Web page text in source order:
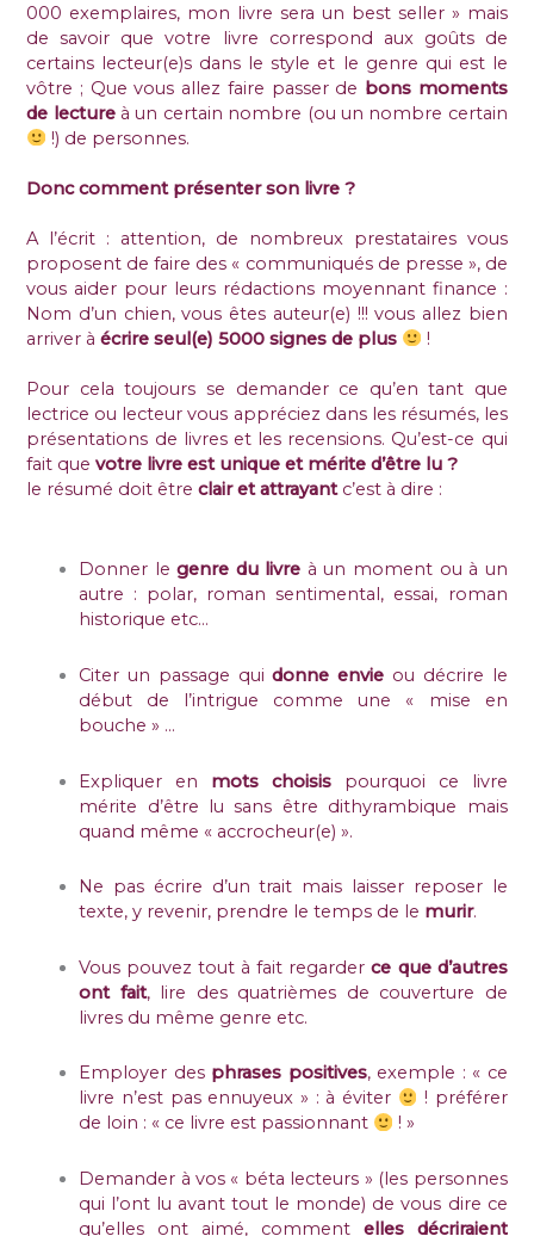
000 exemplaires, mon livre sera un best seller » mais
de savoir que votre livre correspond aux goûts de
certains lecteur(e)s dans le style et le genre qui est le
vôtre ; Que vous allez faire passer de bons moments
de lectureà un certain nombre (ou un nombre certain
!) de personnes.
Donc comment présenter son livre ?
A l’écrit : attention, de nombreux prestataires vous
proposent de faire des « communiqués de presse », de
vous aider pour leurs rédactions moyennant finance :
Nom d’un chien, vous êtes auteur(e) !!! vous allez bien
arriver àécrire seul(e) 5000 signes de plus !
Pour cela toujours se demander ce qu’en tant que
lectrice ou lecteur vous appréciez dans les résumés, les
présentations de livres et les recensions. Qu’est-ce qui
fait quevotre livre est unique et mérite d’être lu ?
le résumé doit êtreclair et attrayantc’est à dire :
Donner le genre du livre à un moment ou à un
autre : polar, roman sentimental, essai, roman
historique etc…
Citer un passage quidonne envie ou décrire le
début de l’intrigue comme une « mise en
bouche » …
Expliquer en mots choisispourquoi ce livre
mérite d’être lu sans être dithyrambique mais
quand même « accrocheur(e) ».
Ne pas écrire d’un trait mais laisser reposer le
texte, y revenir, prendre le temps de le murir.
Vous pouvez tout à fait regarderce que d’autres
ont fait, lire des quatrièmes de couverture de
livres du même genre etc.
Employer desphrases positives, exemple : « ce
livre n’est pas ennuyeux » : à éviter
! préférer
de loin : « ce livre est passionnant
! »
Demander à vos « béta lecteurs » (les personnes
qui l’ont lu avant tout le monde) de vous dire ce
qu’elles ont aimé, comment elles décriraient